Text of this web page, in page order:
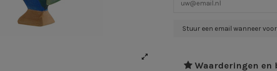
Waarderingen en